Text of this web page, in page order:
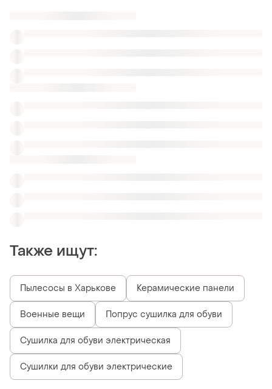
Также ищут:
Пылесосы в Харькове Керамические панели
Военные вещи Попрус сушилка для обуви
Сушилка для обуви электрическая
Сушилки для обуви электрические